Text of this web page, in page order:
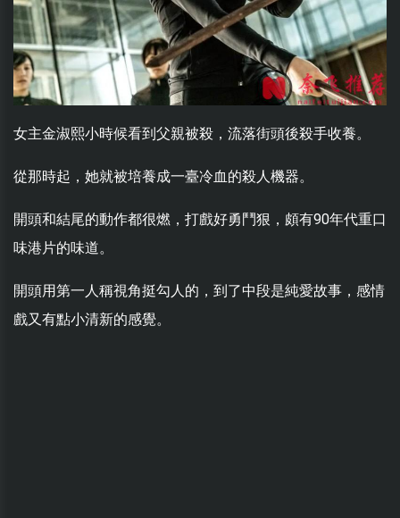
女主金淑熙小時候看到父親被殺，流落街頭後殺手收養。
從那時起，她就被培養成一臺冷血的殺人機器。
開頭和結尾的動作都很燃，打戲好勇鬥狠，頗有90年代重口
味港片的味道。
開頭用第一人稱視角挺勾人的，到了中段是純愛故事，感情
戲又有點小清新的感覺。